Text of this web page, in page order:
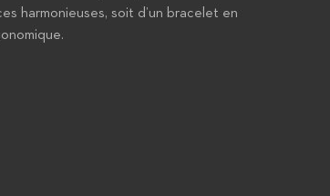
harmonieuses, soit d’un bracelet en